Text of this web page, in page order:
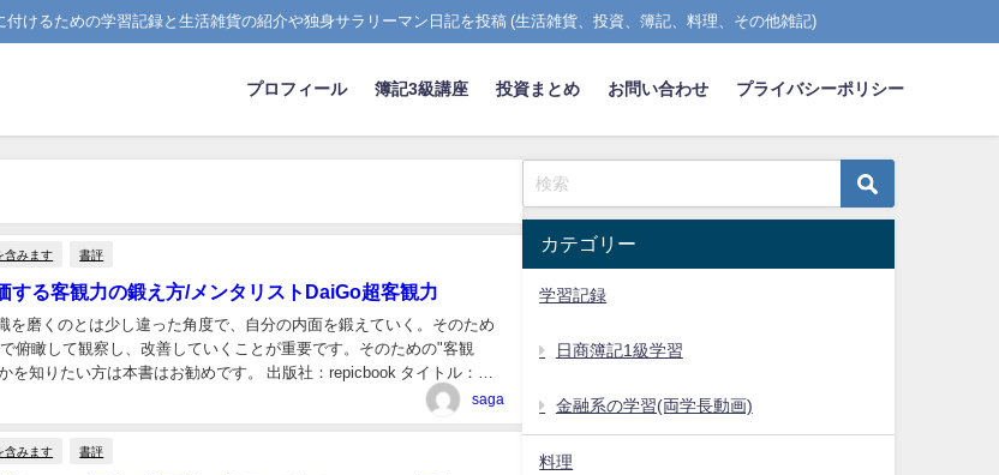
けるための学習記録と生活雑貨の紹介や独身サラリーマン日記を投稿 (生活雑貨、投資、簿記、料理、その他雑記)
プロフィール 簿記3級講座 投資まとめ お問い合わせ プライバシーポリシー
含みます 書評
する客観力の鍛え方/メンタリストDaiGo超客観力
を磨くのとは少し違った角度で、自分の内面を鍛えていく。そのため
俯瞰して観察し、改善していくことが重要です。そのための"客観
を知りたい方は本書はお勧めです。 出版社：repicbook タイトル：
になれる超客観力」著者...
saga
含みます 書評
カテゴリー
学習記録
日商簿記1級学習
金融系の学習(両学長動画)
料理